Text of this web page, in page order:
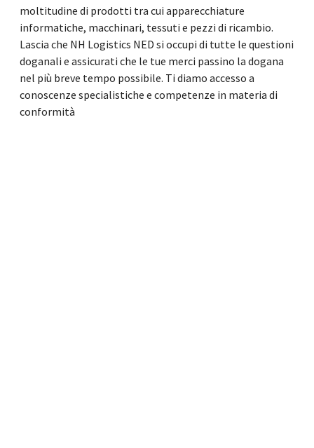
moltitudine di prodotti tra cui apparecchiature
informatiche, macchinari, tessuti e pezzi di ricambio.
Lascia che NH Logistics NED si occupi di tutte le questioni
doganali e assicurati che le tue merci passino la dogana
nel più breve tempo possibile. Ti diamo accesso a
conoscenze specialistiche e competenze in materia di
conformità